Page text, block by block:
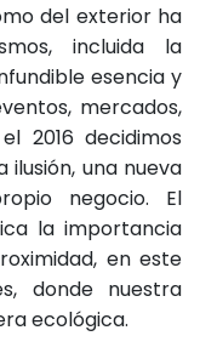
del exterior ha
incluida la
esencia y
mercados,
2016 decidimos
una nueva
negocio. El
la importancia
en este
donde nuestra
ecológica.